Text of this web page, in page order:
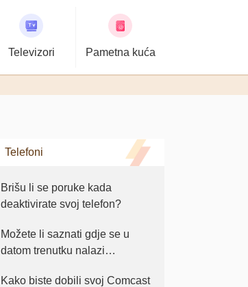
Televizori Pametna kuća
Telefoni
Brišu li se poruke kada
deaktivirate svoj telefon?
Možete li saznati gdje se u
datom trenutku nalazi
Kako biste dobili svoj Comcast